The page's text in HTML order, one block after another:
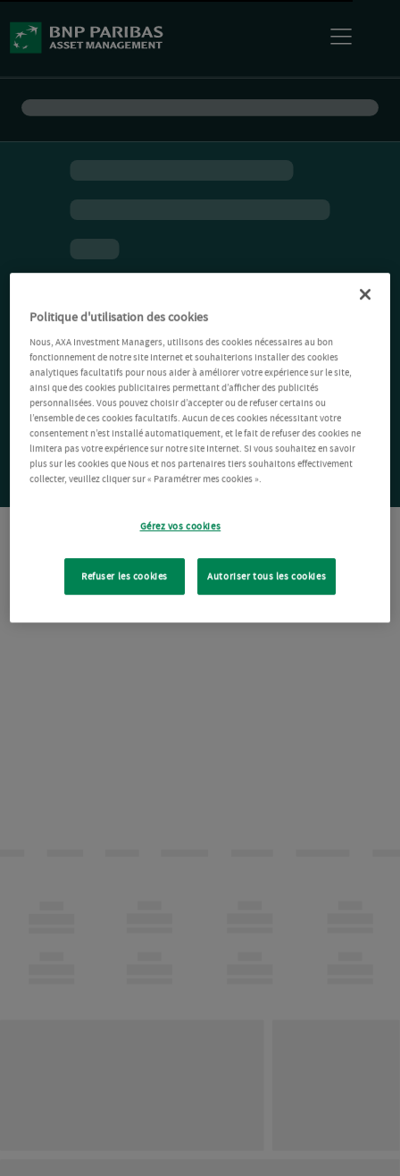
Politique d'utilisation des cookies
Nous, AXA Investment Managers, utilisons des cookies nécessaires au bon
fonctionnement de notre site Internet et souhaiterions installer des cookies
analytiques facultatifs pour nous aider à améliorer votre expérience sur le site,
ainsi que des cookies publicitaires permettant d’afficher des publicités
personnalisées. Vous pouvez choisir d’accepter ou de refuser certains ou
l’ensemble de ces cookies facultatifs. Aucun de ces cookies nécessitant votre
consentement n’est installé automatiquement, et le fait de refuser des cookies ne
limitera pas votre expérience sur notre site Internet. Si vous souhaitez en savoir
plus sur les cookies que Nous et nos partenaires tiers souhaitons effectivement
collecter, veuillez cliquer sur « Paramétrer mes cookies ».
Gérez vos cookies
Refuser les cookies Autoriser tous les cookies